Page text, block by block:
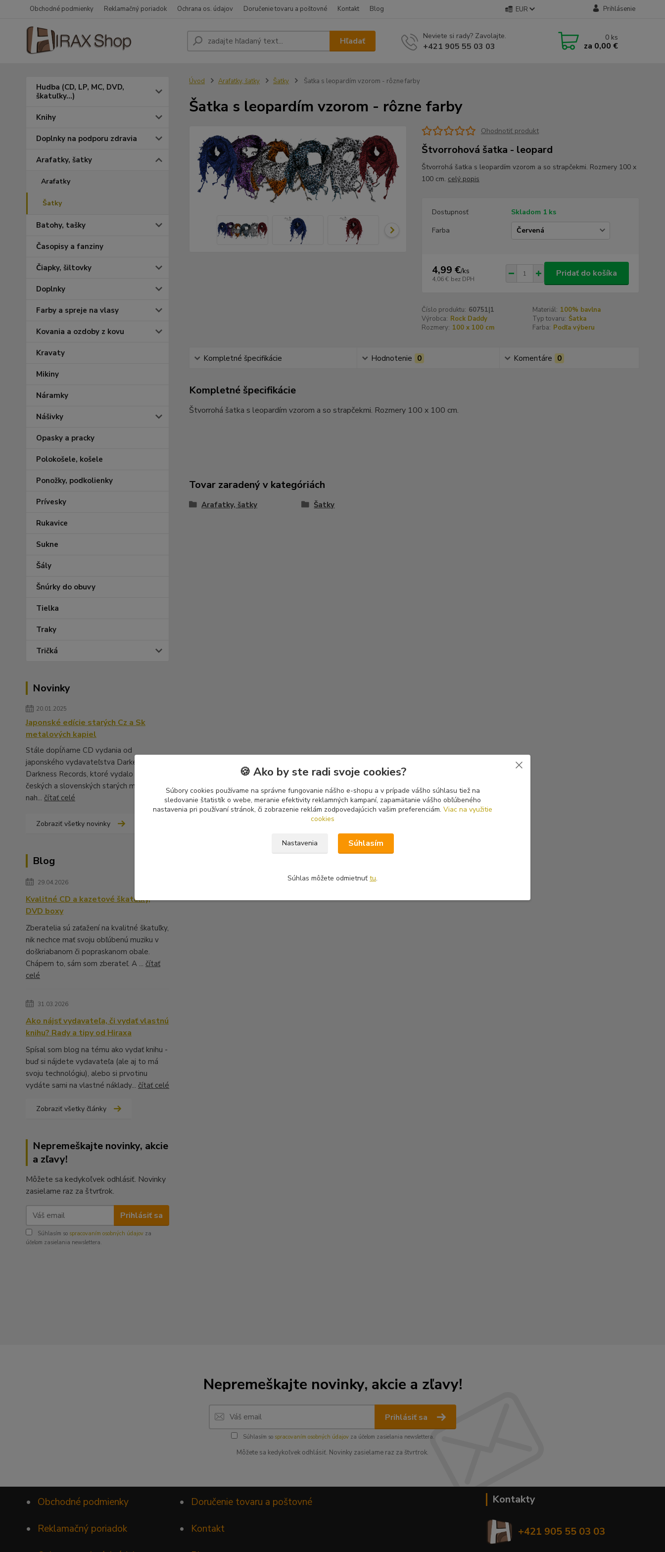
Obchodné podmienky Reklamačný poriadok Ochrana os. údajov Doručenie tovaru a poštovné Kontakt Blog EUR Prihlásenie
Hľadať Neviete si rady? Zavolajte.
+421 905 55 03 03
0 ks
za 0,00 €
Hudba (CD, LP, MC, DVD,
škatuľky...)
Knihy
Doplnky na podporu zdravia
Arafatky, šatky
Arafatky
Šatky
Batohy, tašky
Časopisy a fanziny
Čiapky, šiltovky
Doplnky
Farby a spreje na vlasy
Kovania a ozdoby z kovu
Kravaty
Mikiny
Náramky
Nášivky
Opasky a pracky
Polokošele, košele
Ponožky, podkolienky
Prívesky
Rukavice
Sukne
Šály
Šnúrky do obuvy
Tielka
Traky
Tričká
Novinky
20.01.2025
Japonské edície starých Cz a Sk
metalových kapiel
Stále dopĺňame CD vydania od
japonského vydavateľstva Darker Than
Darkness Records, ktoré vydalo množstvo
českých a slovenských starých metalových
nah... čítať celé
Zobraziť všetky novinky
Blog
29.04.2026
Kvalitné CD a kazetové škatuľky,
DVD boxy
Zberatelia sú zaťažení na kvalitné škatuľky,
nik nechce mať svoju obľúbenú muziku v
doškriabanom či popraskanom obale.
Chápem to, sám som zberateľ. A ... čítať
celé
31.03.2026
Ako nájsť vydavateľa, či vydať vlastnú
knihu? Rady a tipy od Hiraxa
Spísal som blog na tému ako vydať knihu -
buď si nájdete vydavateľa (ale aj to má
svoju technológiu), alebo si prvotinu
vydáte sami na vlastné náklady... čítať celé
Zobraziť všetky články
Nepremeškajte novinky, akcie
a zľavy!
Môžete sa kedykoľvek odhlásiť. Novinky
zasielame raz za štvrťrok.
Prihlásiť sa
Súhlasím so spracovaním osobných údajov za
účelom zasielania newslettera.
Úvod Arafatky, šatky Šatky Šatka s leopardím vzorom - rôzne farby
Šatka s leopardím vzorom - rôzne farby
Ohodnotiť produkt
Štvorrohová šatka - leopard
Štvorrohá šatka s leopardím vzorom a so strapčekmi. Rozmery 100 x
100 cm. celý popis
Dostupnosť
Skladom 1 ks
Farba
4,99 €/ks
4,06 € bez DPH
Pridať do košíka
Číslo produktu: 60751|1 Materiál: 100% bavlna
Výrobca: Rock Daddy Typ tovaru: Šatka
Rozmery: 100 x 100 cm Farba: Podľa výberu
Kompletné špecifikácie Hodnotenie 0 Komentáre 0
Kompletné špecifikácie
Štvorrohá šatka s leopardím vzorom a so strapčekmi. Rozmery 100 x 100 cm.
Tovar zaradený v kategóriách
Arafatky, šatky Šatky
Nepremeškajte novinky, akcie a zľavy!
Prihlásiť sa
Súhlasím so spracovaním osobných údajovza účelom zasielania newslettera.
Môžete sa kedykoľvek odhlásiť. Novinky zasielame raz za štvrťrok.
• Obchodné podmienky
• Reklamačný poriadok
• Doručenie tovaru a poštovné
• Kontakt
Kontakty
+421 905 55 03 03
🍪 Ako by ste radi svoje cookies?
Súbory cookies používame na správne fungovanie nášho e-shopu a v prípade vášho súhlasu tiež na
sledovanie štatistík o webe, meranie efektivity reklamných kampaní, zapamätanie vášho obľúbeného
nastavenia pri používaní stránok, či zobrazenie reklám zodpovedajúcich vašim preferenciám. Viac na využitie
cookies
Nastavenia Súhlasím
Súhlas môžete odmietnuť tu.